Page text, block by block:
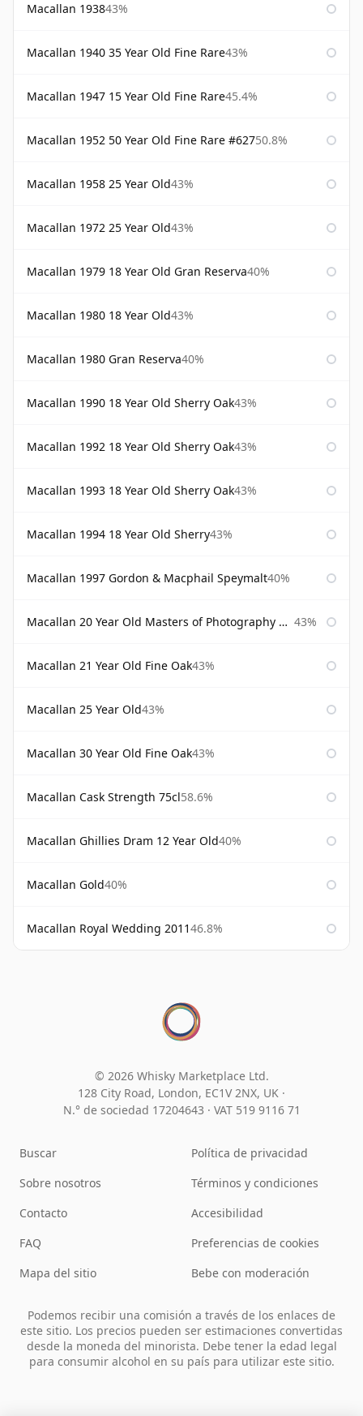
Macallan 193843%
Macallan 1940 35 Year Old Fine Rare43%
Macallan 1947 15 Year Old Fine Rare45.4%
Macallan 1952 50 Year Old Fine Rare #62750.8%
Macallan 1958 25 Year Old43%
Macallan 1972 25 Year Old43%
Macallan 1979 18 Year Old Gran Reserva40%
Macallan 1980 18 Year Old43%
Macallan 1980 Gran Reserva40%
Macallan 1990 18 Year Old Sherry Oak43%
Macallan 1992 18 Year Old Sherry Oak43%
Macallan 1993 18 Year Old Sherry Oak43%
Macallan 1994 18 Year Old Sherry43%
Macallan 1997 Gordon & Macphail Speymalt40%
Macallan 20 Year Old Masters of Photography Albert Watson 43%
Macallan 21 Year Old Fine Oak43%
Macallan 25 Year Old43%
Macallan 30 Year Old Fine Oak43%
Macallan Cask Strength 75cl58.6%
Macallan Ghillies Dram 12 Year Old40%
Macallan Gold40%
Macallan Royal Wedding 201146.8%
© 2026 Whisky Marketplace Ltd.
128 City Road, London, EC1V 2NX, UK ·
N.° de sociedad 17204643 · VAT 519 9116 71
Buscar
Sobre nosotros
Contacto
FAQ
Mapa del sitio
Política de privacidad
Términos y condiciones
Accesibilidad
Preferencias de cookies
Bebe con moderación
Podemos recibir una comisión a través de los enlaces de
este sitio. Los precios pueden ser estimaciones convertidas
desde la moneda del minorista. Debe tener la edad legal
para consumir alcohol en su país para utilizar este sitio.